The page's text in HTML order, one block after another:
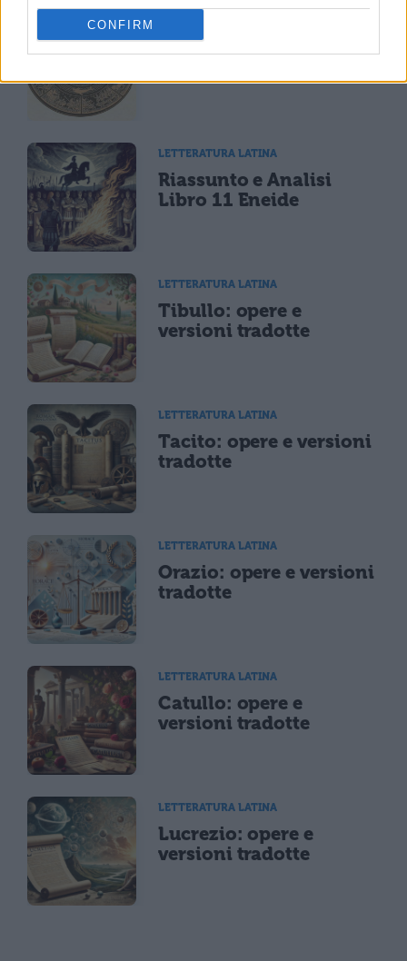
CONFIRM
Riassunto libro per
LETTERATURA LATINA
Riassunto e Analisi
Libro 11 Eneide
LETTERATURA LATINA
Tibullo: opere e
versioni tradotte
LETTERATURA LATINA
Tacito: opere e versioni
tradotte
LETTERATURA LATINA
Orazio: opere e versioni
tradotte
LETTERATURA LATINA
Catullo: opere e
versioni tradotte
LETTERATURA LATINA
Lucrezio: opere e
versioni tradotte